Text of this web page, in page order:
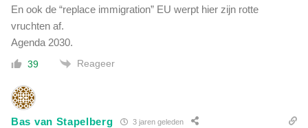
En ook de “replace immigration” EU werpt hier zijn rotte
vruchten af.
Agenda 2030.
39 Reageer
Bas van Stapelberg 3 jaren geleden